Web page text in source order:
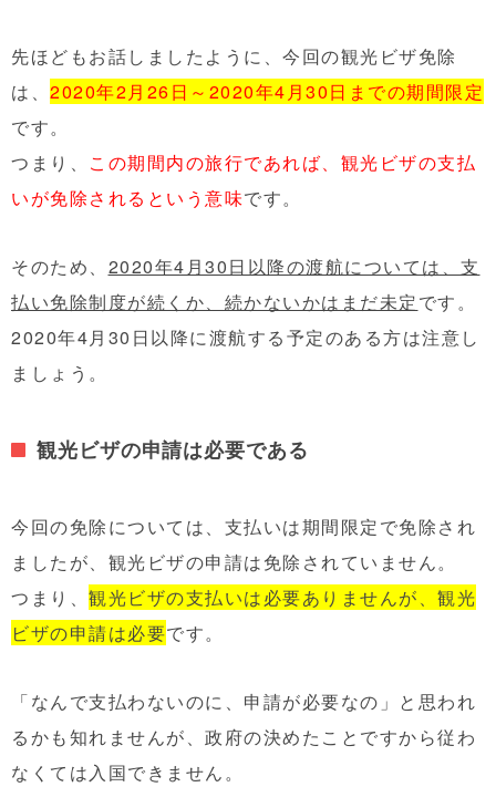
先ほどもお話しましたように、今回の観光ビザ免除
は、 2020年2月26日～2020年4月30日までの期間限定
です。
つまり、 この期間内の旅行であれば、観光ビザの支払
いが免除されるという意味です。
そのため、 2020年4月30日以降の渡航については、支
払い免除制度が続くか、続かないかはまだ未定です。
2020年4月30日以降に渡航する予定のある方は注意し
ましょう。
観光ビザの申請は必要である
今回の免除については、支払いは期間限定で免除され
ましたが、観光ビザの申請は免除されていません。
つまり、 観光ビザの支払いは必要ありませんが、観光
ビザの申請は必要です。
「なんで支払わないのに、申請が必要なの」と思われ
るかも知れませんが、政府の決めたことですから従わ
なくては入国できません。